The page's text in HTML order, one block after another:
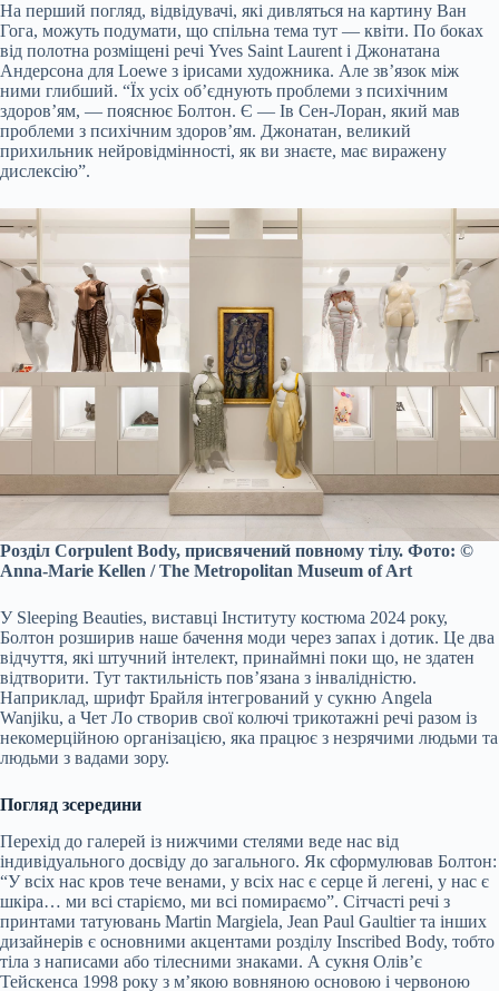
На перший погляд, відвідувачі, які дивляться на картину Ван
Гога, можуть подумати, що спільна тема тут — квіти. По боках
від полотна розміщені речі Yves Saint Laurent і Джонатана
Андерсона для Loewe з ірисами художника. Але зв’язок між
ними глибший. “Їх усіх об’єднують проблеми з психічним
здоров’ям, — пояснює Болтон. Є — Ів Сен-Лоран, який мав
проблеми з психічним здоров’ям. Джонатан, великий
прихильник нейровідмінності, як ви знаєте, має виражену
дислексію”.
Розділ Corpulent Body, присвячений повному тілу. Фото: ©
Anna-Marie Kellen / The Metropolitan Museum of Art
У Sleeping Beauties, виставці Інституту костюма 2024 року,
Болтон розширив наше бачення моди через запах і дотик. Це два
відчуття, які штучний інтелект, принаймні поки що, не здатен
відтворити. Тут тактильність пов’язана з інвалідністю.
Наприклад, шрифт Брайля інтегрований у сукню Angela
Wanjiku, а Чет Ло створив свої колючі трикотажні речі разом із
некомерційною організацією, яка працює з незрячими людьми та
людьми з вадами зору.
Погляд зсередини
Перехід до галерей із нижчими стелями веде нас від
індивідуального досвіду до загального. Як сформулював Болтон:
“У всіх нас кров тече венами, у всіх нас є серце й легені, у нас є
шкіра… ми всі старіємо, ми всі помираємо”. Сітчасті речі з
принтами татуювань Martin Margiela, Jean Paul Gaultier та інших
дизайнерів є основними акцентами розділу Inscribed Body, тобто
тіла з написами або тілесними знаками. А сукня Олів’є
Тейскенса 1998 року з м’якою вовняною основою і червоною